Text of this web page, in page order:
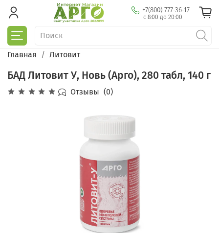
+7(800) 777-36-17
с 8:00 до 20:00
Главная Литовит
БАД Литовит У, Новь (Арго), 280 табл, 140 г
Отзывы (0)